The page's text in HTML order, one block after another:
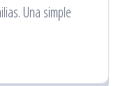
para
Una simple